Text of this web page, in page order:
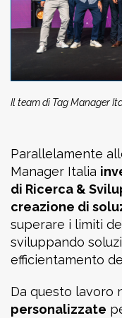
Il team di Tag Manager
Parallelamente
Manager Italia
di Ricerca &
creazione di
superare i limiti
sviluppando
efficientamento
Da questo lavoro
personalizzate